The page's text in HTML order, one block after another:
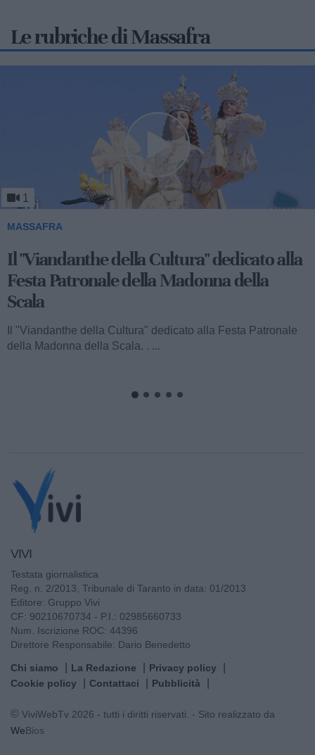
Le rubriche di Massafra
1
MASSAFRA
Viandanthe della Cultura: la "Chiesa
Rupestre della Buona Nuova"
Ecco a voi il terzo speciale del "Viandanthe della Cultura"
dedicato alla Madonna della Scala. Vi porteremo alla
scoperta della "Chiesa...
VIVI
Testata giornalistica
Reg. n. 2/2013, Tribunale di Taranto in data: 01/2013
Editore: Gruppo Vivi
CF: 90210670734 - P.I.: 02985660733
Num. Iscrizione ROC: 44396
Direttore Responsabile: Dario Benedetto
Chi siamo La Redazione
Privacy policy
Cookie policy
Contattaci Pubblicità
© ViviWebTv 2026 - tutti i diritti riservati. - Sito realizzato da
WeBios